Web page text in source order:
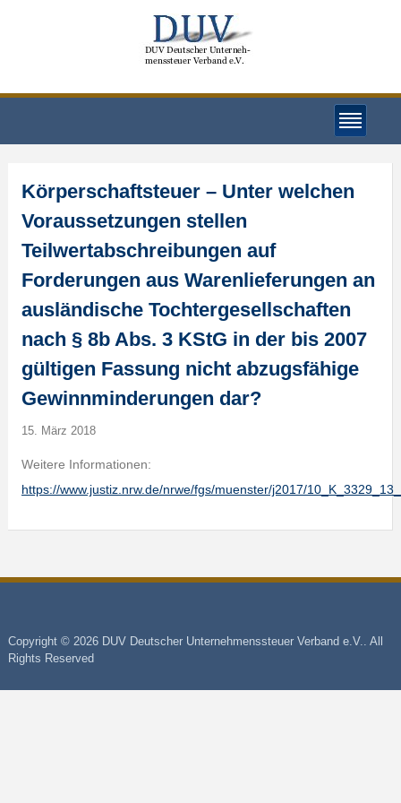
Körperschaftsteuer – Unter welchen
Voraussetzungen stellen
Teilwertabschreibungen auf
Forderungen aus Warenlieferungen an
ausländische Tochtergesellschaften
nach § 8b Abs. 3 KStG in der bis 2007
gültigen Fassung nicht abzugsfähige
Gewinnminderungen dar?
15. März 2018
Weitere Informationen:
https://www.justiz.nrw.de/nrwe/fgs/muenster/j2017/
Copyright © 2026 DUV Deutscher Unternehmenssteuer Verband e.V.. All
Rights Reserved